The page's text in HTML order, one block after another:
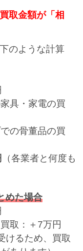
取金額が「相
のような計算
具・家電の買
の骨董品の買
（各業者と何度も
めた場合
取：＋7万円
けるため、買取